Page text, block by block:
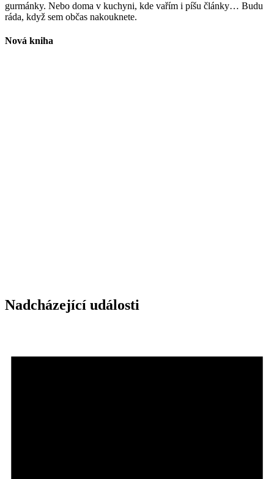
gurmánky. Nebo doma v kuchyni, kde vařím i píšu články… Budu
ráda, když sem občas nakouknete.
Nová kniha
Nadcházející události